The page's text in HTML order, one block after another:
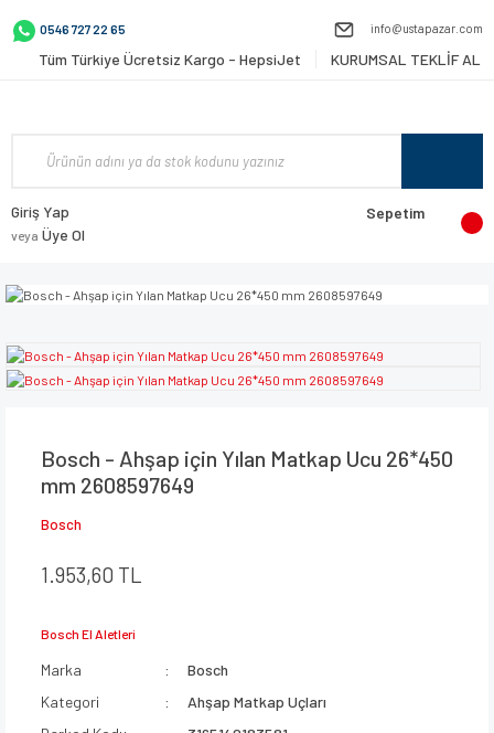
0546 727 22 65 info@ustapazar.com
Tüm Türkiye Ücretsiz Kargo - HepsiJet KURUMSAL TEKLİF AL
Giriş Yap
veya Üye Ol
Sepetim
Bosch - Ahşap için Yılan Matkap Ucu 26*450
mm 2608597649
Bosch
1.953,60 TL
Bosch El Aletleri
Marka
Bosch
Kategori
Ahşap Matkap Uçları